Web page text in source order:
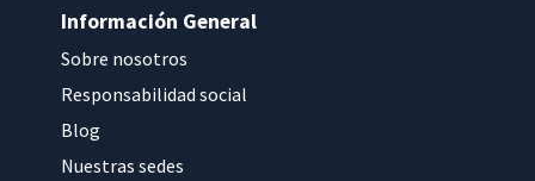
Información General
Sobre nosotros
Responsabilidad social
Blog
Nuestras sedes